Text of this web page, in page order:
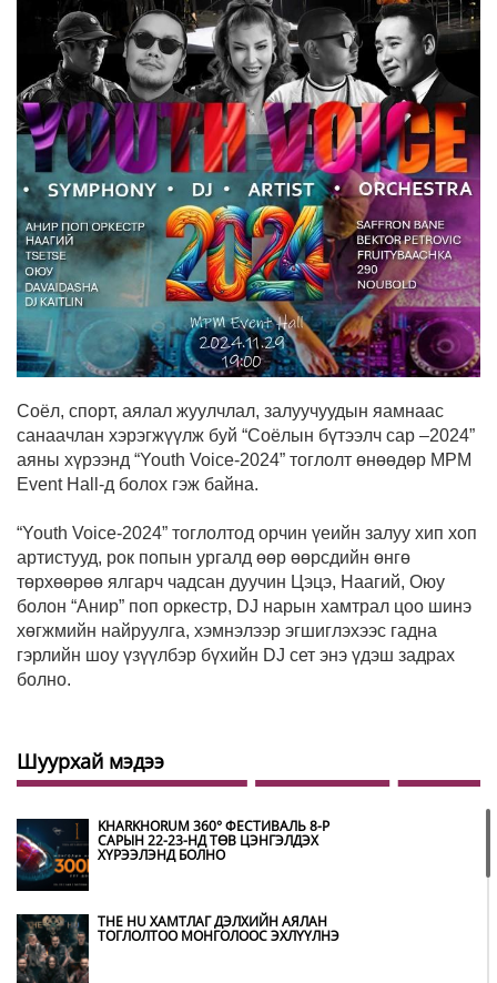
Соёл, спорт, аялал жуулчлал, залуучуудын яамнаас
санаачлан хэрэгжүүлж буй “Соёлын бүтээлч сар –2024”
аяны хүрээнд “Youth Voice-2024” тоглолт өнөөдөр MPM
Event Hall-д болох гэж байна.
“Youth Voice-2024” тоглолтод орчин үеийн залуу хип хоп
артистууд, рок попын ургалд өөр өөрсдийн өнгө
төрхөөрөө ялгарч чадсан дуучин Цэцэ, Наагий, Оюу
болон “Анир” поп оркестр, DJ нарын хамтрал цоо шинэ
хөгжмийн найруулга, хэмнэлээр эгшиглэхээс гадна
гэрлийн шоу үзүүлбэр бүхийн DJ сет энэ үдэш задрах
болно.
Шуурхай мэдээ
KHARKHORUM 360° ФЕСТИВАЛЬ 8-Р
САРЫН 22-23-НД ТӨВ ЦЭНГЭЛДЭХ
ХҮРЭЭЛЭНД БОЛНО
THE HU ХАМТЛАГ ДЭЛХИЙН АЯЛАН
ТОГЛОЛТОО МОНГОЛООС ЭХЛҮҮЛНЭ